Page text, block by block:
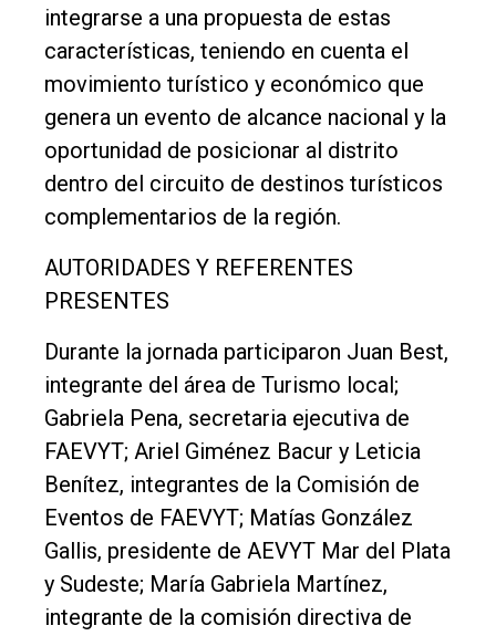
integrarse a una propuesta de estas
características, teniendo en cuenta el
movimiento turístico y económico que
genera un evento de alcance nacional y la
oportunidad de posicionar al distrito
dentro del circuito de destinos turísticos
complementarios de la región.
AUTORIDADES Y REFERENTES
PRESENTES
Durante la jornada participaron Juan Best,
integrante del área de Turismo local;
Gabriela Pena, secretaria ejecutiva de
FAEVYT; Ariel Giménez Bacur y Leticia
Benítez, integrantes de la Comisión de
Eventos de FAEVYT; Matías González
Gallis, presidente de AEVYT Mar del Plata
y Sudeste; María Gabriela Martínez,
integrante de la comisión directiva de